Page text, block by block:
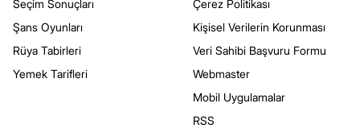
Seçim Sonuçları
Şans Oyunları
Rüya Tabirleri
Yemek Tarifleri
Çerez Politikası
Kişisel Verilerin Korunması
Veri Sahibi Başvuru Formu
Webmaster
Mobil Uygulamalar
RSS